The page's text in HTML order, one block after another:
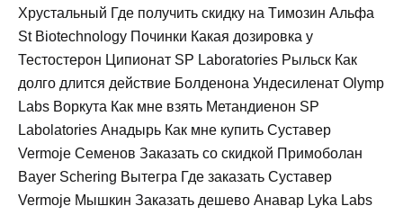
Хрустальный Где получить скидку на Tимозин Альфа
St Biotechnology Починки Какая дозировка у
Тестостерон Ципионат SP Laboratories Рыльск Как
долго длится действие Болденона Ундесиленат Olymp
Labs Воркута Как мне взять Метандиенон SP
Labolatories Анадырь Как мне купить Суставер
Vermoje Семенов Заказать со скидкой Примоболан
Bayer Schering Вытегра Где заказать Суставер
Vermoje Мышкин Заказать дешево Анавар Lyka Labs